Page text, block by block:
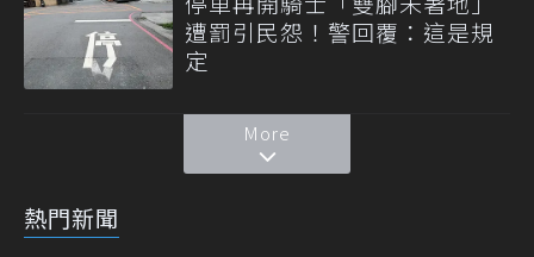
遭罰引民怨！警回覆：這是規
定
More
熱門新聞